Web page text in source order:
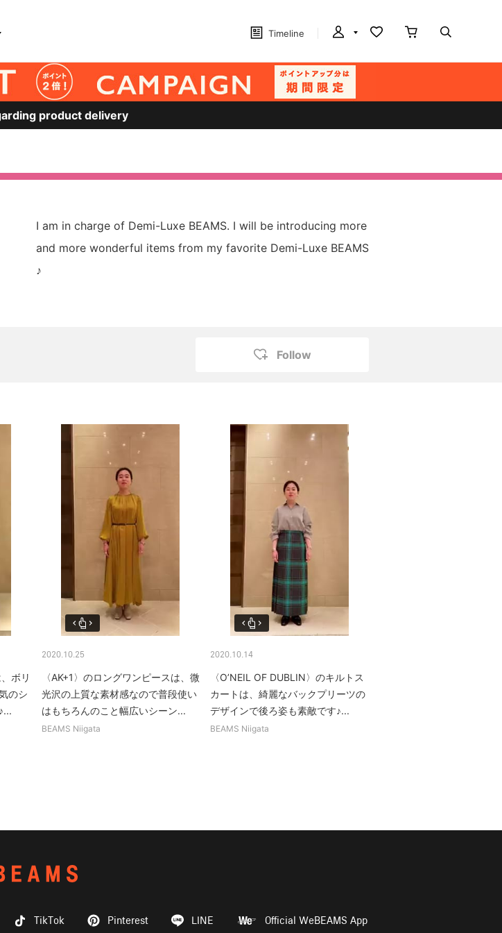
Timeline
product delivery
I am in charge of Demi-Luxe BEAMS. I will be introducing more
and more wonderful items from my favorite Demi-Luxe BEAMS
♪
Follow
ボリ
のシ
2020.10.25
〈AK+1〉のロングワンピースは、微
光沢の上質な素材感なので普段使い
はもちろんのこと幅広いシーン...
BEAMS Niigata
2020.10.14
〈O’NEIL OF DUBLIN〉のキルトス
カートは、綺麗なバックプリーツの
デザインで後ろ姿も素敵です♪...
BEAMS Niigata
TikTok Pinterest LINE Official WeBEAMS App